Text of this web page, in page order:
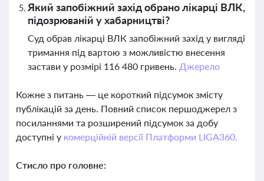
Який запобіжний захід обрано лікарці ВЛК,
підозрюваній у хабарництві?
Суд обрав лікарці ВЛК запобіжний захід у вигляді
тримання під вартою з можливістю внесення
застави у розмірі 116 480 гривень. Джерело
Кожне з питань — це короткий підсумок змісту
публікацій за день. Повний список першоджерел з
посиланнями та розширений підсумок за добу
доступні у комерційній версії Платформи LIGA360.
Стисло про головне: